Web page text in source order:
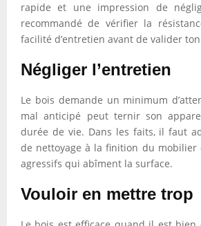
rapide et une impression de
recommandé de vérifier la
facilité d’entretien avant de valider
Négliger l’entretien
Le bois demande un minimum
mal anticipé peut ternir son
durée de vie. Dans les faits, il faut
de nettoyage à la finition du mobilier
agressifs qui abîment la surface.
Vouloir en mettre trop